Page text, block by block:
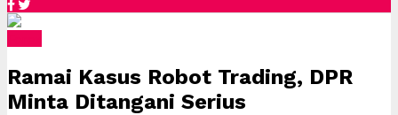
Ramai Kasus Robot Trading, DPR
Minta Ditangani Serius